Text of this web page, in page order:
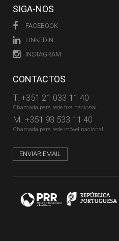
SIGA-NOS
FACEBOOK
LINKEDIN
INSTAGRAM
CONTACTOS
T. +351 21 033 11 40
Chamada para rede fixa nacional
M. +351 93 533 11 40
Chamada para rede móvel nacional
ENVIAR EMAIL